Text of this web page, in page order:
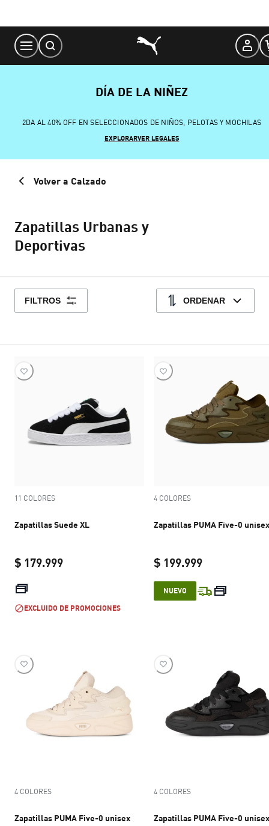
Content
DÍA DE LA NIÑEZ
2DA AL 40% OFF EN SELECCIONADOS DE NIÑOS, PELOTAS Y MOCHILAS
EXPLORARVER LEGALES
Volver a Calzado
Zapatillas Urbanas y
Deportivas
FILTROS ORDENAR
11 COLORES
Zapatillas Suede XL
$ 179.999
current price $ 179.999
EXCLUIDO DE PROMOCIONES
4 COLORES
Zapatillas PUMA Five-0 unisex
$ 199.999
current price $
NUEVO
4 COLORES
Zapatillas PUMA Five-0 unisex
4 COLORES
Zapatillas PUMA Five-0 unisex